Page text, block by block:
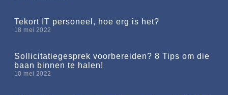
Tekort IT personeel, hoe erg is het?
18 mei 2022
Sollicitatiegesprek voorbereiden? 8 Tips om die
baan binnen te halen!
10 mei 2022